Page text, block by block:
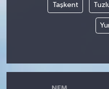
Taşkent